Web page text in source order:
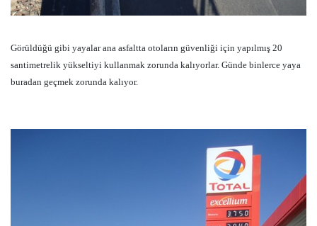
Görüldüğü gibi yayalar ana asfaltta otoların güvenliği için yapılmış 20
santimetrelik yükseltiyi kullanmak zorunda kalıyorlar. Günde binlerce yaya
buradan geçmek zorunda kalıyor.